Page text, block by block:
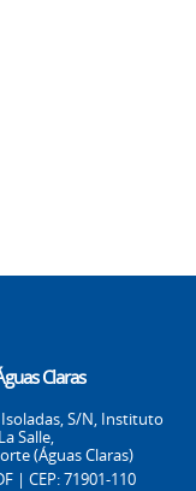
Claras
Isoladas, S/N, Instituto
Salle,
(Águas Claras)
| CEP: 71901-110